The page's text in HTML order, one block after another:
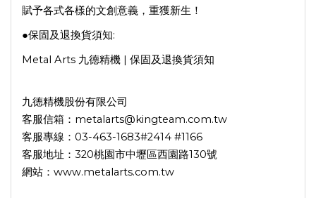
賦予各式各樣的文創意義，重獲新生！
●保固及退換貨須知:
Metal Arts 九德精機 | 保固及退換貨須知
九德精機股份有限公司
客服信箱：metalarts@kingteam.com.tw
客服專線：03-463-1683#2414 #1166
客服地址：320桃園市中壢區西園路130號
網站：www.metalarts.com.tw